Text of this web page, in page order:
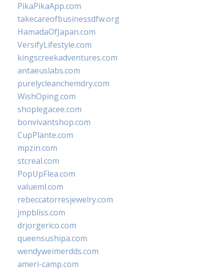
PikaPikaApp.com
takecareofbusinessdfw.org
HamadaOfJapan.com
VersifyLifestyle.com
kingscreekadventures.com
antaeuslabs.com
purelycleanchemdry.com
WishOping.com
shoplegacee.com
bonvivantshop.com
CupPlante.com
mpzin.com
stcreal.com
PopUpFlea.com
valueml.com
rebeccatorresjewelry.com
jmpbliss.com
drjorgerico.com
queensushipa.com
wendyweimerdds.com
ameri-camp.com